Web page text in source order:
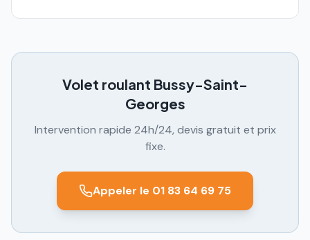
Volet roulant Bussy-Saint-
Georges
Intervention rapide 24h/24, devis gratuit et prix
fixe.
Appeler le 01 83 64 69 75